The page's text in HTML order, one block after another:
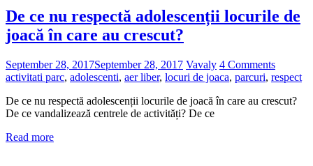
De ce nu respectă adolescenții locurile de
joacă în care au crescut?
September 28, 2017September 28, 2017 Vavaly 4 Comments
activitati parc, adolescenti, aer liber, locuri de joaca, parcuri, respect
De ce nu respectă adolescenții locurile de joacă în care au crescut?
De ce vandalizează centrele de activități? De ce
Read more